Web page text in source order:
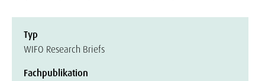
Typ
WIFO Research Briefs
Fachpublikation